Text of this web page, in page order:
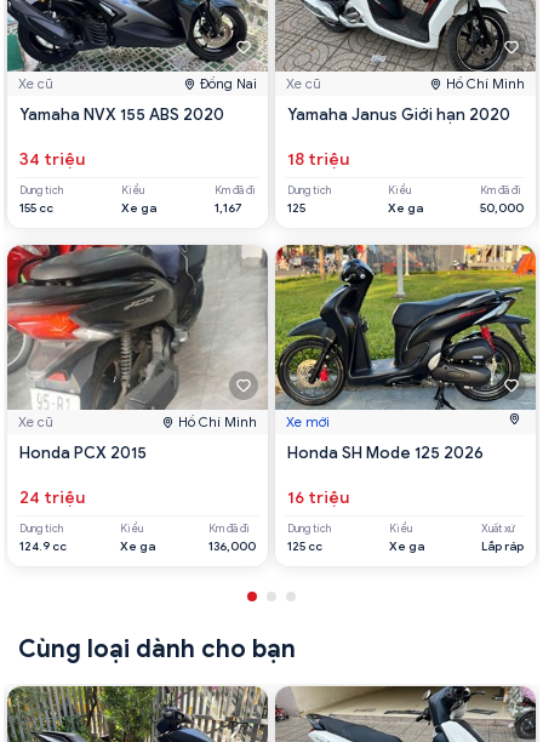
Xe cũ Đồng Nai
Yamaha NVX 155 ABS 2020
34 triệu
Dung tích
155 cc
Kiểu
Xe ga
Km đã đi
1,167
Xe cũ Hồ Chí Minh
Honda PCX 2015
24 triệu
Dung tích
124.9 cc
Kiểu
Xe ga
Km đã đi
136,000
Xe cũ Hồ Chí Minh
Yamaha Janus Giới hạn 2020
18 triệu
Dung tích
125
Kiểu
Xe ga
Km đã đi
50,000
Xe mới
Honda SH Mode 125 2026
16 triệu
Dung tích
125 cc
Kiểu
Xe ga
Xuất xứ
Lắp ráp
Cùng loại dành cho bạn